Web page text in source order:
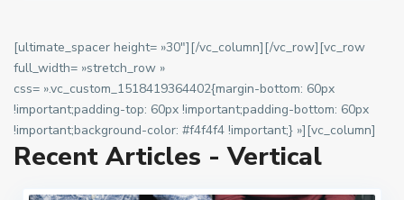
[ultimate_spacer height= »30″][/vc_column][/vc_row][vc_row
full_width= »stretch_row »
css= ».vc_custom_1518419364402{margin-bottom: 60px
!important;padding-top: 60px !important;padding-bottom: 60px
!important;background-color: #f4f4f4 !important;} »][vc_column]
Recent Articles - Vertical